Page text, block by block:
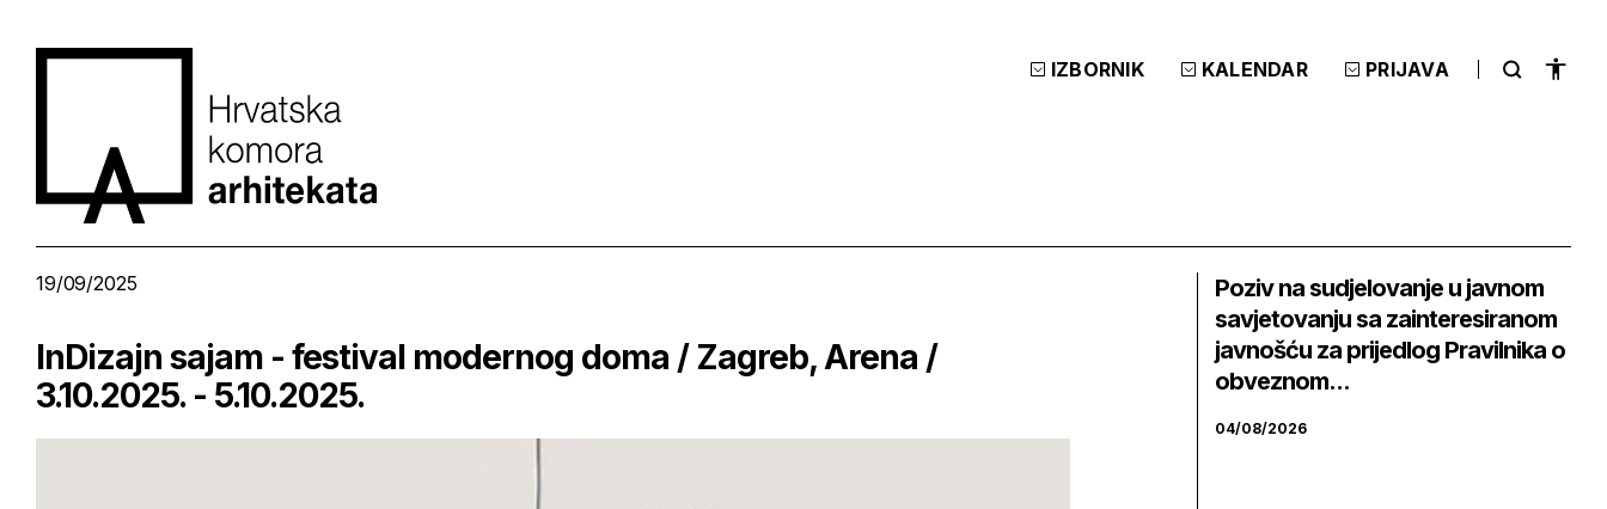
IZBORNIK KALENDAR PRIJAVA
19/09/2025
InDizajn sajam - festival modernog doma / Zagreb, Arena /
3.10.2025. - 5.10.2025.
Poziv na sudjelovanje u javnom
savjetovanju sa zainteresiranom
javnošću za prijedlog Pravilnika o
obveznom...
04/08/2026